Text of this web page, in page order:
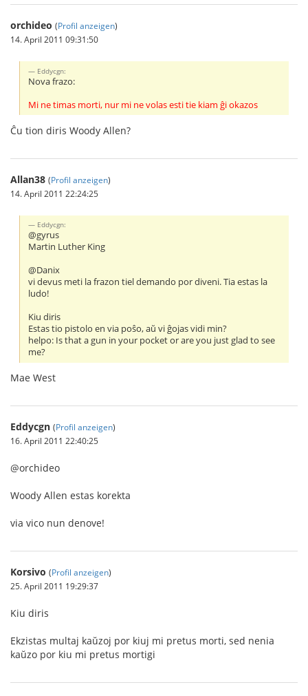
orchideo (Profil anzeigen)
14. April 2011 09:31:50
Eddycgn:
Nova frazo:
Mi ne timas morti, nur mi ne volas esti tie kiam ĝi okazos
Ĉu tion diris Woody Allen?
Allan38 (Profil anzeigen)
14. April 2011 22:24:25
Eddycgn:
@gyrus
Martin Luther King
@Danix
vi devus meti la frazon tiel demando por diveni. Tia estas la
ludo!
Kiu diris
Estas tio pistolo en via poŝo, aŭ vi ĝojas vidi min?
helpo: Is that a gun in your pocket or are you just glad to see
me?
Mae West
Eddycgn (Profil anzeigen)
16. April 2011 22:40:25
@orchideo
Woody Allen estas korekta
via vico nun denove!
Korsivo (Profil anzeigen)
25. April 2011 19:29:37
Kiu diris
Ekzistas multaj kaŭzoj por kiuj mi pretus morti, sed nenia
kaŭzo por kiu mi pretus mortigi